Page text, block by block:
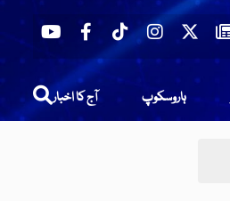
آج کا اخبار ہاروسکوپ